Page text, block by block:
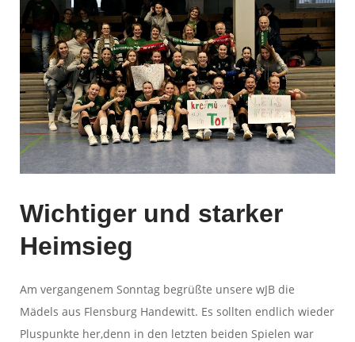
Wichtiger und starker
Heimsieg
Am vergangenem Sonntag begrüßte unsere wJB die
Mädels aus Flensburg Handewitt. Es sollten endlich wieder
Pluspunkte her,denn in den letzten beiden Spielen war